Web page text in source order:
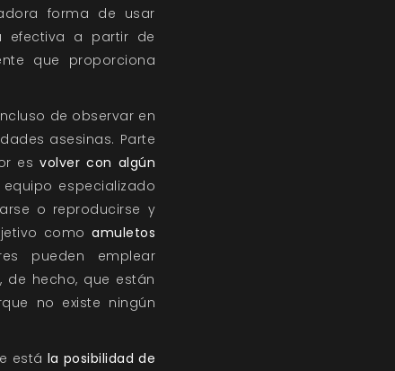
forma de usar
efectiva a partir de
que proporciona
de observar en
asesinas. Parte
esvolver con algún
especializado
o reproducirse y
como amuletos
pueden emplear
de hecho, que están
no existe ningún
está la posibilidad de